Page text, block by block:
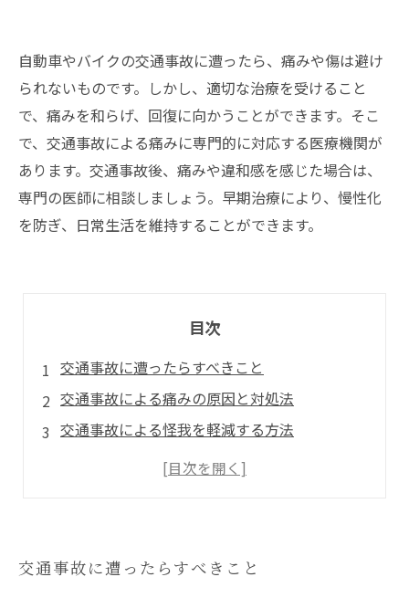
自動車やバイクの交通事故に遭ったら、痛みや傷は避け
られないものです。しかし、適切な治療を受けること
で、痛みを和らげ、回復に向かうことができます。そこ
で、交通事故による痛みに専門的に対応する医療機関が
あります。交通事故後、痛みや違和感を感じた場合は、
専門の医師に相談しましょう。早期治療により、慢性化
を防ぎ、日常生活を維持することができます。
目次
交通事故に遭ったらすべきこと
交通事故による痛みの原因と対処法
交通事故による怪我を軽減する方法
交通事故によるストレスや不安を解消する方法
交通事故に遭ったらすべきこと